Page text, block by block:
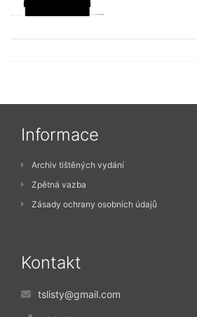
Informace
Archiv tištěných vydání
Zpětná vazba
Zásady ochrany osobních údajů
Kontakt
tslisty@gmail.com